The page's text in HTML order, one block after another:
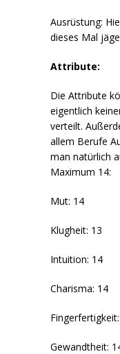
Ausrüstung:
dieses Mal
Attribute:
Die Attribute
eigentlich
verteilt.
allem Berufe
man natürlich
Maximum 14:
Mut: 14
Klugheit: 13
Intuition: 14
Charisma: 14
Fingerfertigkeit:
Gewandtheit: